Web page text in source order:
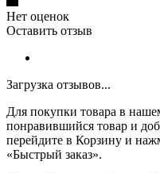
Нет оценок
Оставить отзыв
Загрузка отзывов...
Для покупки товара в
понравившийся товар и
перейдите в Корзину и
«Быстрый заказ».